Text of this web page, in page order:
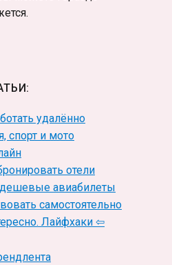
удалённо
спорт и мото
отели
авиабилеты
самостоятельно
Лайфхаки ⇦